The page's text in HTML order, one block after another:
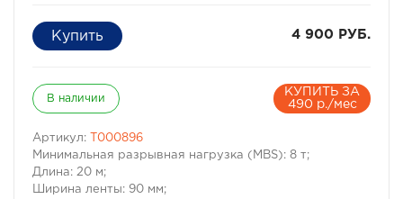
4 900 РУБ.
В наличии
КУПИТЬ ЗА
490 р./мес
Артикул:
T000896
Минимальная разрывная нагрузка (MBS): 8 т;
Длина: 20 м;
Ширина ленты: 90 мм;